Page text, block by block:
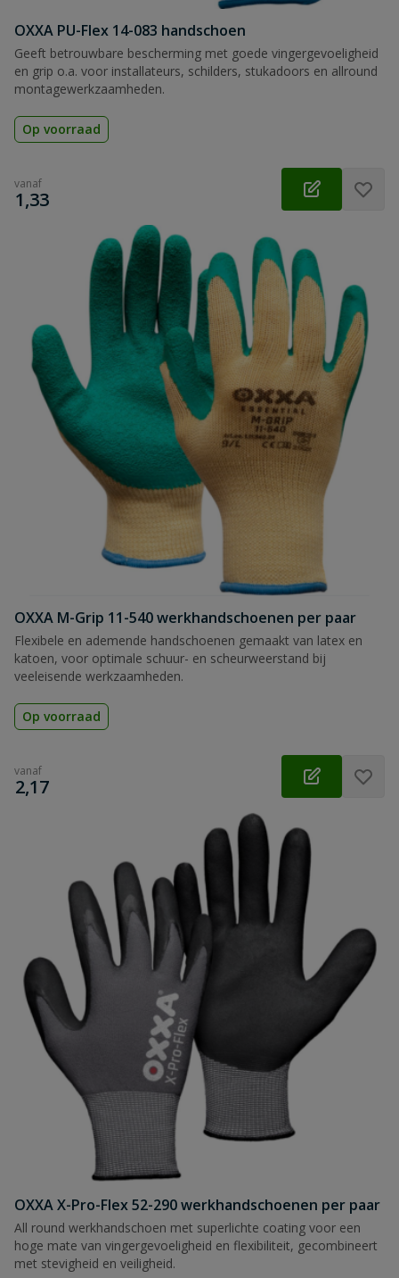
OXXA PU-Flex 14-083 handschoen
Geeft betrouwbare bescherming met goede vingergevoeligheid
en grip o.a. voor installateurs, schilders, stukadoors en allround
montagewerkzaamheden.
Op voorraad
vanaf
€
1,33
OXXA M-Grip 11-540 werkhandschoenen per paar
Flexibele en ademende handschoenen gemaakt van latex en
katoen, voor optimale schuur- en scheurweerstand bij
veeleisende werkzaamheden.
Op voorraad
vanaf
€
2,17
OXXA X-Pro-Flex 52-290 werkhandschoenen per paar
All round werkhandschoen met superlichte coating voor een
hoge mate van vingergevoeligheid en flexibiliteit, gecombineert
met stevigheid en veiligheid.